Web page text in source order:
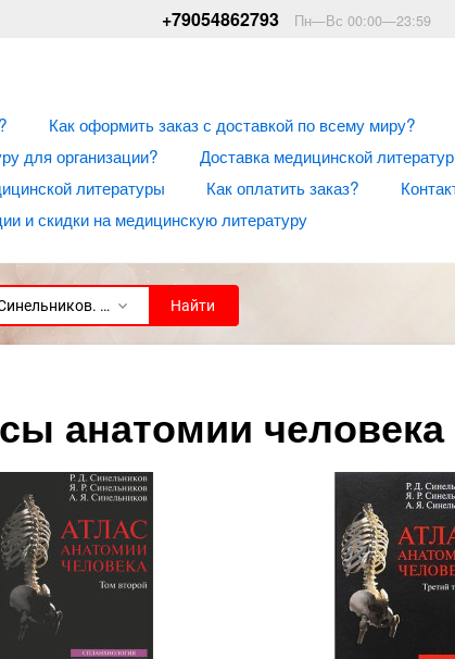
+79054862793 Пн—Вс 00:00—23:59
Как оформить заказ с доставкой по всему миру?
для организации?
Доставка медицинской
литературы
Как оплатить заказ?
и скидки на медицинскую литературу
Синельников. Атласы анатомии человека Найти
анатомии человека